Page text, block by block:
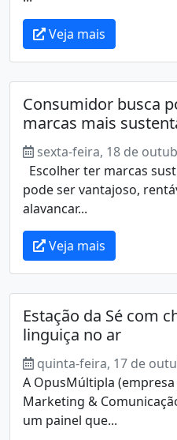
Veja mais
Consumidor busca
marcas mais
sexta-feira, 18 de
Escolher ter marcas
pode ser vantajoso,
alavancar...
Veja mais
Estação da Sé com
linguiça no ar
quinta-feira, 17 de
A OpusMúltipla
Marketing &
um painel que...